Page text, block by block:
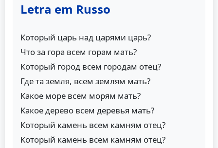
Letra em Russo
Который царь над царями царь?
Что за гора всем горам мать?
Который город всем городам отец?
Где та земля, всем землям мать?
Какое море всем морям мать?
Какое дерево всем деревья мать?
Который камень всем камням отец?
Который камень всем камням отец?